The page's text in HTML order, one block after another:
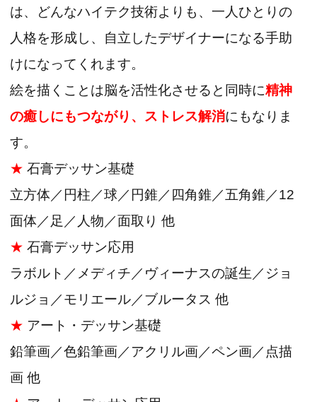
は、どんなハイテク技術よりも、一人ひとりの
人格を形成し、自立したデザイナーになる手助
けになってくれます。
絵を描くことは脳を活性化させると同時に精神
の癒しにもつながり、ストレス解消にもなりま
す。
★ 石膏デッサン基礎
立方体／円柱／球／円錐／四角錐／五角錐／12
面体／足／人物／面取り 他
★ 石膏デッサン応用
ラボルト／メディチ／ヴィーナスの誕生／ジョ
ルジョ／モリエール／ブルータス 他
★ アート・デッサン基礎
鉛筆画／色鉛筆画／アクリル画／ペン画／点描
画 他